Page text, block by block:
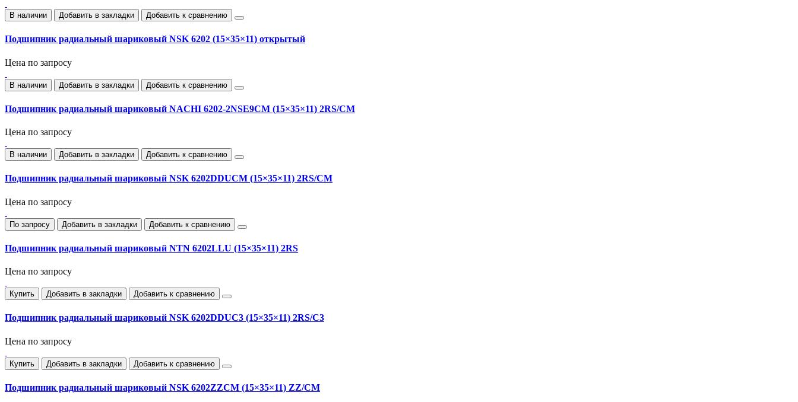
В наличии Добавить в закладки Добавить к сравнению
Подшипник радиальный шариковый NSK 6202 (15×35×11) открытый
Цена по запросу
В наличии Добавить в закладки Добавить к сравнению
Подшипник радиальный шариковый NACHI 6202-2NSE9CM (15×35×11) 2RS/CM
Цена по запросу
В наличии Добавить в закладки Добавить к сравнению
Подшипник радиальный шариковый NSK 6202DDUCM (15×35×11) 2RS/CM
Цена по запросу
По запросу Добавить в закладки Добавить к сравнению
Подшипник радиальный шариковый NTN 6202LLU (15×35×11) 2RS
Цена по запросу
Купить Добавить в закладки Добавить к сравнению
Подшипник радиальный шариковый NSK 6202DDUC3 (15×35×11) 2RS/C3
Цена по запросу
Купить Добавить в закладки Добавить к сравнению
Подшипник радиальный шариковый NSK 6202ZZCM (15×35×11) ZZ/CM